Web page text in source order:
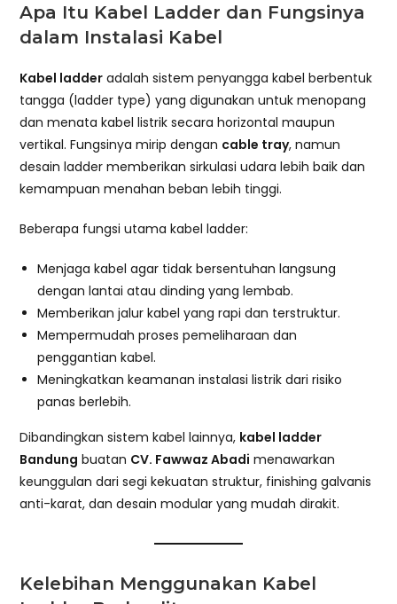
Apa Itu Kabel Ladder dan Fungsinya
dalam Instalasi Kabel
Kabel ladder adalah sistem penyangga kabel berbentuk
tangga (ladder type) yang digunakan untuk menopang
dan menata kabel listrik secara horizontal maupun
vertikal. Fungsinya mirip dengan cable tray, namun
desain ladder memberikan sirkulasi udara lebih baik dan
kemampuan menahan beban lebih tinggi.
Beberapa fungsi utama kabel ladder:
Menjaga kabel agar tidak bersentuhan langsung
dengan lantai atau dinding yang lembab.
Memberikan jalur kabel yang rapi dan terstruktur.
Mempermudah proses pemeliharaan dan
penggantian kabel.
Meningkatkan keamanan instalasi listrik dari risiko
panas berlebih.
Dibandingkan sistem kabel lainnya, kabel ladder
Bandung buatan CV. Fawwaz Abadi menawarkan
keunggulan dari segi kekuatan struktur, finishing galvanis
anti-karat, dan desain modular yang mudah dirakit.
Kelebihan Menggunakan Kabel